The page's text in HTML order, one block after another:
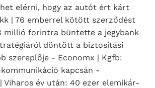
elérni, hogy az autót ért kárt
| 76 emberrel kötött szerződést
millió forintra büntette a jegybank
döntött a biztosítási
szereplője - Economx | Kgfb:
kapcsán -
Viharos év után: 40 ezer elemikár-